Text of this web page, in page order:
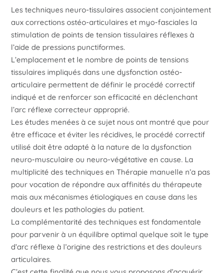
Les techniques neuro-tissulaires associent conjointement
aux corrections ostéo-articulaires et myo-fasciales la
stimulation de points de tension tissulaires réflexes à
l’aide de pressions punctiformes.
L’emplacement et le nombre de points de tensions
tissulaires impliqués dans une dysfonction ostéo-
articulaire permettent de définir le procédé correctif
indiqué et de renforcer son efficacité en déclenchant
l’arc réflexe correcteur approprié.
Les études menées à ce sujet nous ont montré que pour
être efficace et éviter les récidives, le procédé correctif
utilisé doit être adapté à la nature de la dysfonction
neuro-musculaire ou neuro-végétative en cause. La
multiplicité des techniques en Thérapie manuelle n’a pas
pour vocation de répondre aux affinités du thérapeute
mais aux mécanismes étiologiques en cause dans les
douleurs et les pathologies du patient.
La complémentarité des techniques est fondamentale
pour parvenir à un équilibre optimal quelque soit le type
d’arc réflexe à l’origine des restrictions et des douleurs
articulaires.